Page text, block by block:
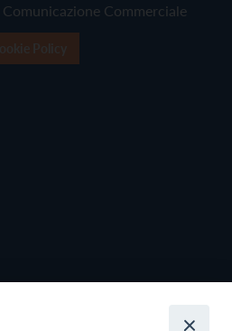
Commerciale